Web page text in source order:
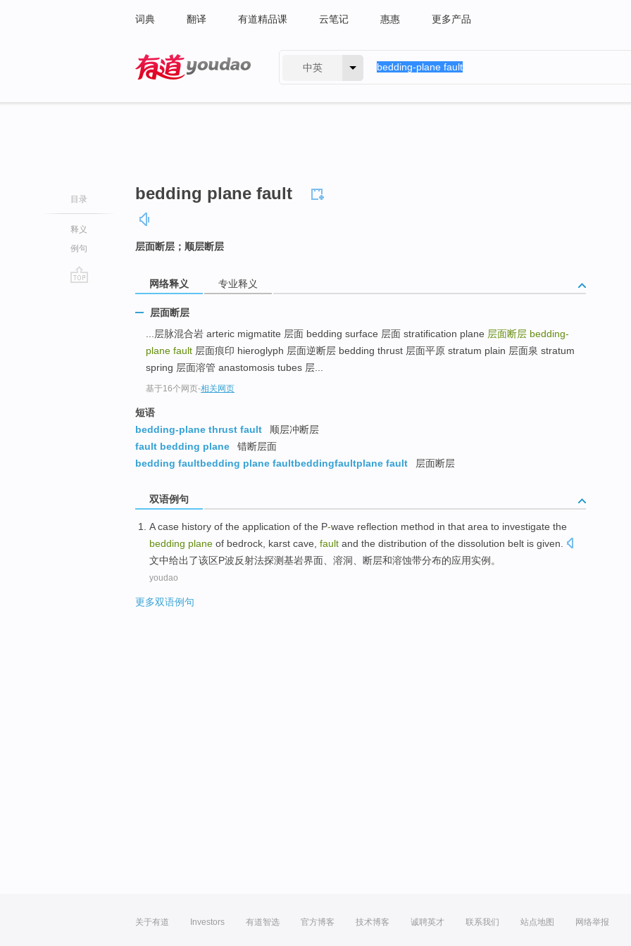
词典 翻译 有道精品课 云笔记 惠惠 更多产品
中英
目录
释义
例句
bedding plane fault
层面断层；顺层断层
网络释义 专业释义
层面断层
...层脉混合岩 arteric migmatite 层面 bedding surface 层面 stratification plane 层面断层 bedding-
plane fault 层面痕印 hieroglyph 层面逆断层 bedding thrust 层面平原 stratum plain 层面泉 stratum
spring 层面溶管 anastomosis tubes 层...
基于16个网页-相关网页
短语
bedding-plane thrust fault
顺层冲断层
fault bedding plane
错断层面
bedding faultbedding plane faultbeddingfaultplane fault
层面断层
双语例句
Acase history of the application of the P-wave reflection method in that area to investigate the
bedding plane of bedrock, karst cave, fault and the distribution of the dissolution belt is given.
文中给出了该区P波反射法探测基岩界面、 溶洞、 断层和溶蚀带分布的应用实例 。
youdao
更多双语例句
关于有道 Investors 有道智选 官方博客 技术博客 诚聘英才 联系我们 站点地图 网络举报